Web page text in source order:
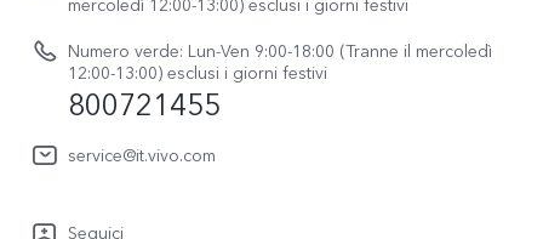
vivo Watch GT 2
Y31 5G
vivo Buds Air3
Aggiornamento del sistema
Manuale utente
Informazioni sulla Garanzia
Scarica le LUT per il ripristino di Log
Netiquette vivo
Note legali
mercoledì 12:00-13:00) esclusi i giorni festivi
Numero verde: Lun-Ven 9:00-18:00 (Tranne il mercoledì
12:00-13:00) esclusi i giorni festivi
800721455
service@it.vivo.com
Seguici